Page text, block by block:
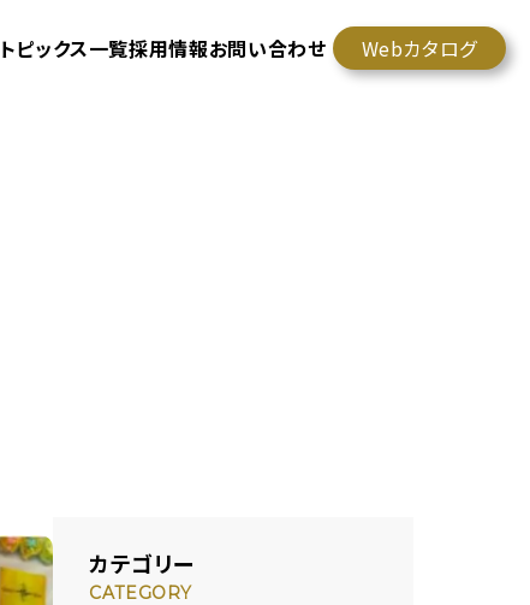
トピックス一覧採用情報お問い合わせ Webカタログ
カテゴリー
CATEGORY